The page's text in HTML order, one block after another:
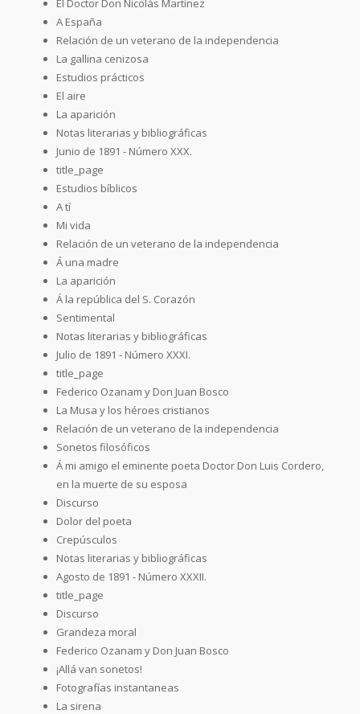
A España
Relación de un veterano de la independencia
La gallina cenizosa
Estudios prácticos
El aire
La aparición
Notas literarias y bibliográficas
Junio de 1891 - Número XXX.
title_page
Estudios bíblicos
A tí
Mi vida
Relación de un veterano de la independencia
Á una madre
La aparición
Á la república del S. Corazón
Sentimental
Notas literarias y bibliográficas
Julio de 1891 - Número XXXI.
title_page
Federico Ozanam y Don Juan Bosco
La Musa y los héroes cristianos
Relación de un veterano de la independencia
Sonetos filosóficos
Á mi amigo el eminente poeta Doctor Don Luis Cordero,
en la muerte de su esposa
Discurso
Dolor del poeta
Crepúsculos
Notas literarias y bibliográficas
Agosto de 1891 - Número XXXII.
title_page
Discurso
Grandeza moral
Federico Ozanam y Don Juan Bosco
¡Allá van sonetos!
Fotografías instantaneas
La sirena